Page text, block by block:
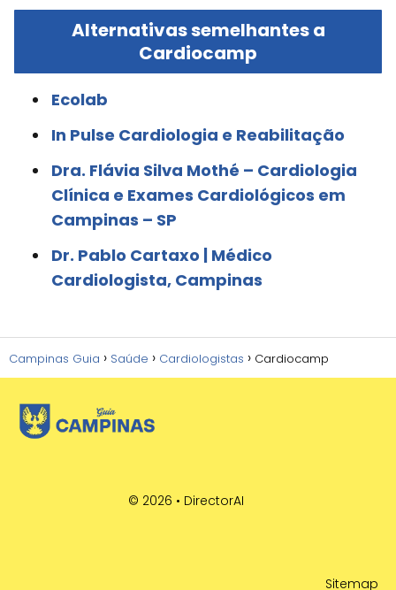
Alternativas semelhantes a
Cardiocamp
Ecolab
In Pulse Cardiologia e Reabilitação
Dra. Flávia Silva Mothé – Cardiologia
Clínica e Exames Cardiológicos em
Campinas – SP
Dr. Pablo Cartaxo | Médico
Cardiologista, Campinas
Campinas Guia Saúde Cardiologistas Cardiocamp
© 2026 • DirectorAI
Sitemap